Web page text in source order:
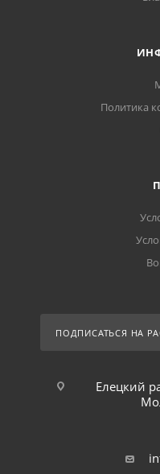
Политика
ПОДПИСАТЬСЯ НА
Елецкий